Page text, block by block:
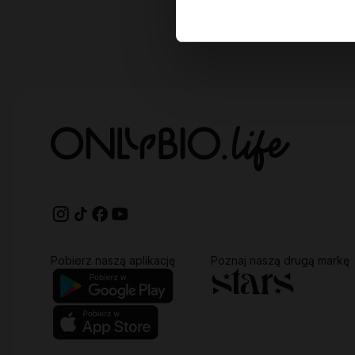
Pobierz naszą aplikację
Poznaj naszą drugą markę